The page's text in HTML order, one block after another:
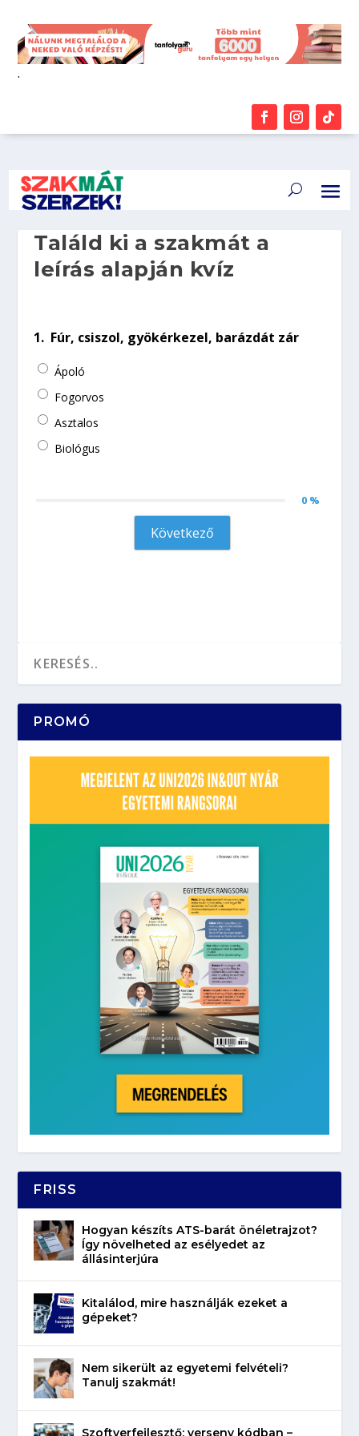
.
Találd ki a szakmát a
leírás alapján kvíz
1. Fúr, csiszol, gyökérkezel, barázdát zár
Ápoló
Fogorvos
Asztalos
Biológus
0 %
Következő
PROMÓ
FRISS
Hogyan készíts ATS-barát önéletrajzot?
Így növelheted az esélyedet az
állásinterjúra
Kitalálod, mire használják ezeket a
gépeket?
Nem sikerült az egyetemi felvételi?
Tanulj szakmát!